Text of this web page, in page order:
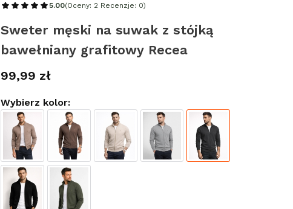
5.00(Oceny: 2 Recenzje: 0)
Sweter męski na suwak z stójką
bawełniany grafitowy Recea
Cena
99,99 zł
Wybierz kolor: